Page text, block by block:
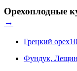
Орехоплодные
→
Грецкий орех
Фундук,